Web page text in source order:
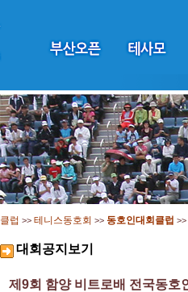
클럽 >> 테니스동호회 >> 동호인대회클럽 >>
대회공지보기
제9회 함양 비트로배 전국동호